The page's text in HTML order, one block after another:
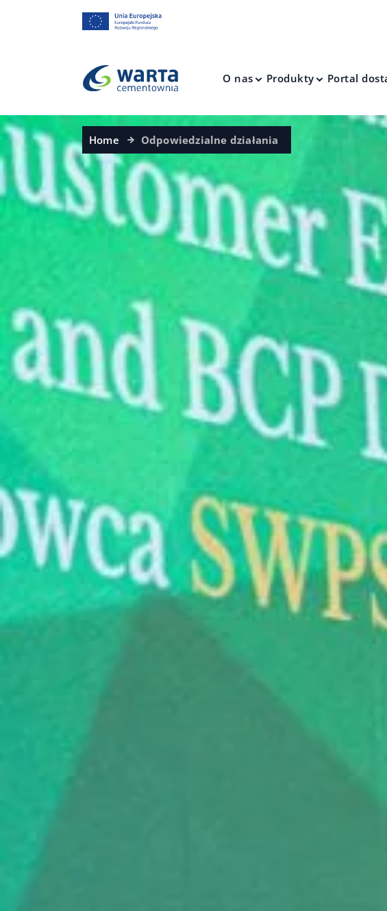
O nas Produkty Portal
Home Odpowiedzialne działania